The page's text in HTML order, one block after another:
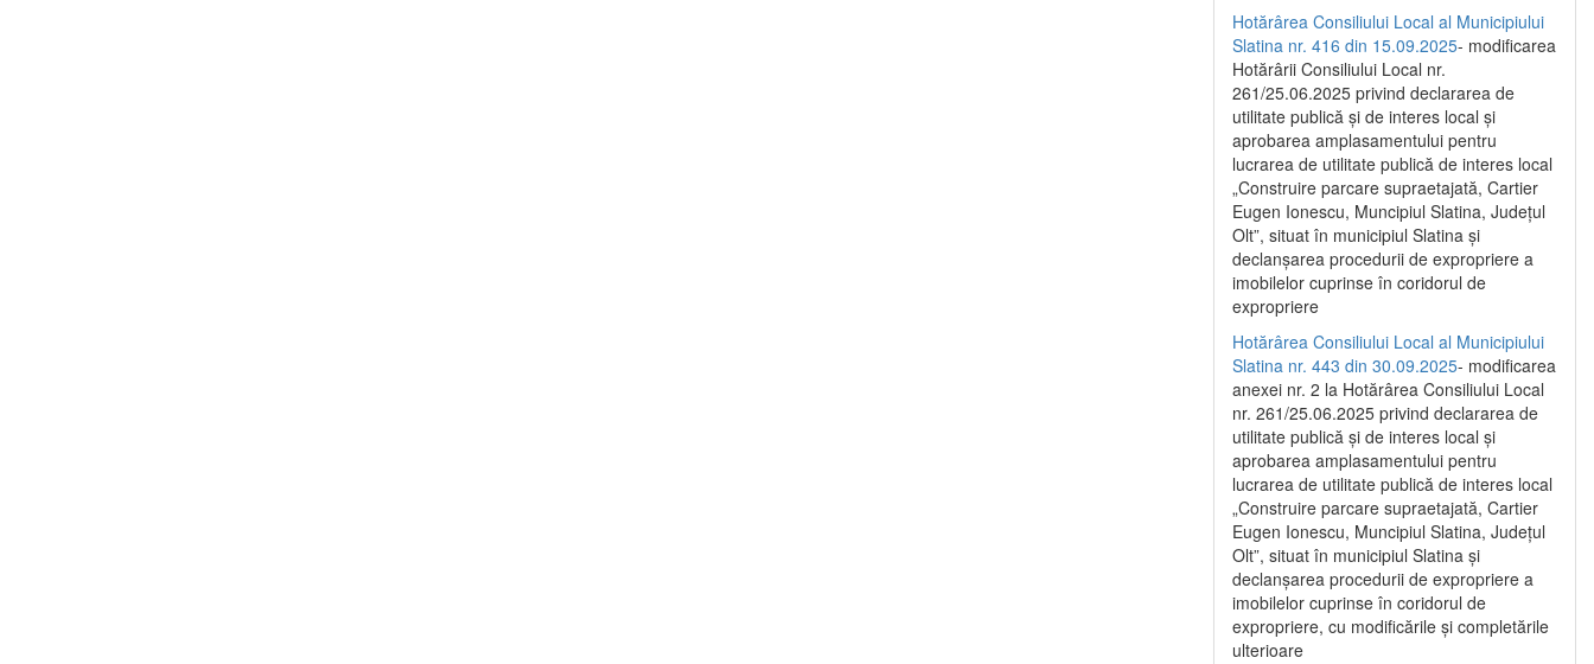
Hotărârea Consiliului Local al Municipiului
Slatina nr. 416 din 15.09.2025- modificarea
Hotărârii Consiliului Local nr.
261/25.06.2025 privind declararea de
utilitate publică și de interes local și
aprobarea amplasamentului pentru
lucrarea de utilitate publică de interes local
„Construire parcare supraetajată, Cartier
Eugen Ionescu, Muncipiul Slatina, Județul
Olt”, situat în municipiul Slatina și
declanșarea procedurii de expropriere a
imobilelor cuprinse în coridorul de
expropriere
Hotărârea Consiliului Local al Municipiului
Slatina nr. 443 din 30.09.2025- modificarea
anexei nr. 2 la Hotărârea Consiliului Local
nr. 261/25.06.2025 privind declararea de
utilitate publică şi de interes local şi
aprobarea amplasamentului pentru
lucrarea de utilitate publică de interes local
„Construire parcare supraetajată, Cartier
Eugen Ionescu, Muncipiul Slatina, Judeţul
Olt”, situat în municipiul Slatina şi
declanşarea procedurii de expropriere a
imobilelor cuprinse în coridorul de
expropriere, cu modificările şi completările
ulterioare